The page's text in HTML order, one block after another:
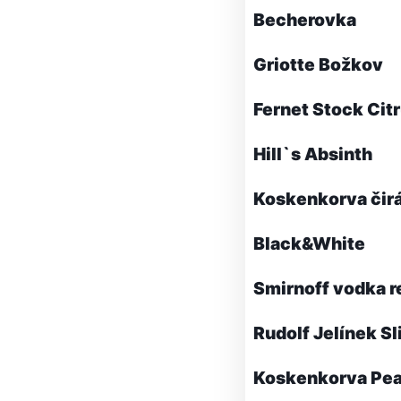
Becherovka
Griotte Božkov
Fernet Stock
Hill`s Absinth
Koskenkorva
Black&White
Smirnoff vodka
Rudolf Jelínek
Koskenkorva